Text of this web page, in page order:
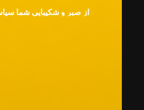
از صبر و شکیبایی شما